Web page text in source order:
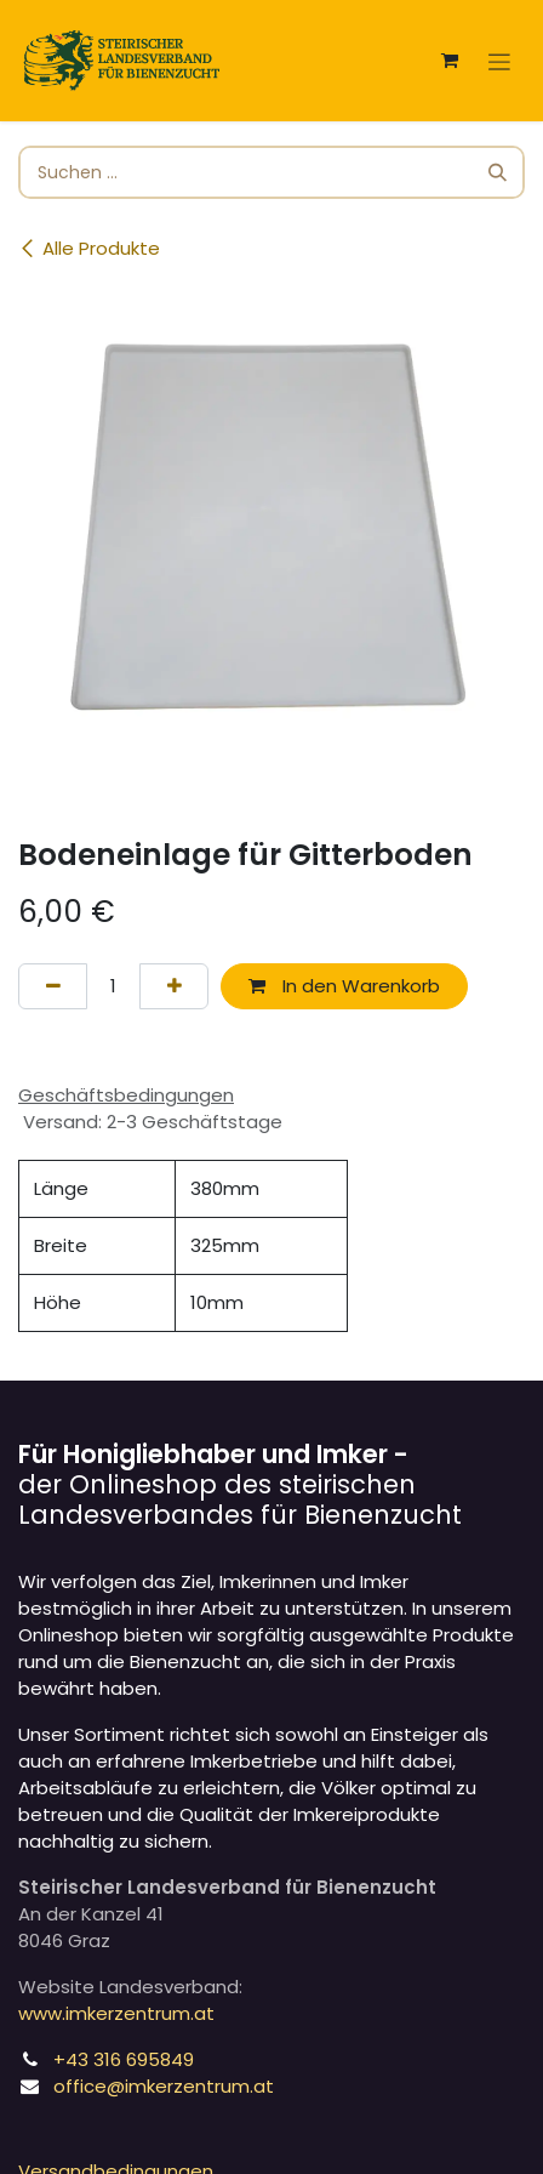
Alle Produkte
Bodeneinlage für Gitterboden
6,00 €
In den Warenkorb
Geschäftsbedingungen
Versand: 2-3 Geschäftstage
Länge 380mm
Breite 325mm
Höhe 10mm
Für Honigliebhaber und Imker -
der Onlineshop des steirischen
Landesverbandes für Bienenzucht
Wir verfolgen das Ziel, Imkerinnen und Imker
bestmöglich in ihrer Arbeit zu unterstützen. In unserem
Onlineshop bieten wir sorgfältig ausgewählte Produkte
rund um die Bienenzucht an, die sich in der Praxis
bewährt haben.
Unser Sortiment richtet sich sowohl an Einsteiger als
auch an erfahrene Imkerbetriebe und hilft dabei,
Arbeitsabläufe zu erleichtern, die Völker optimal zu
betreuen und die Qualität der Imkereiprodukte
nachhaltig zu sichern.
Steirischer Landesverband für Bienenzucht
An der Kanzel 41
8046 Graz
Website Landesverband:
www.imkerzentrum.at
+43 316 695849
office@imkerzentrum.at